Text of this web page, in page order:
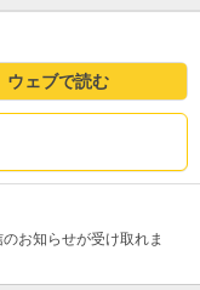
ウェブで読む
お知らせが受け取れま